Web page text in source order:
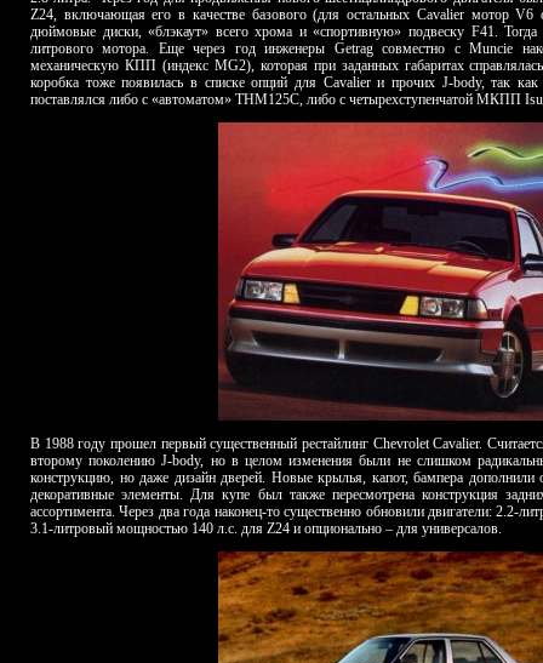
Z24, включающая его в качестве базового (для остальных Cavalier мотор V6
дюймовые диски, «блэкаут» всего хрома и «спортивную» подвеску F41. Тогда
литрового мотора. Еще через год инженеры Getrag совместно с Muncie
механическую КПП (индекс MG2), которая при заданных габаритах
коробка тоже появилась в списке опций для Cavalier и прочих J-body, так как
поставлялся либо с «автоматом» THM125C, либо с четырехступенчатой МКПП
В 1988 году прошел первый существенный рестайлинг Chevrolet Cavalier.
второму поколению J-body, но в целом изменения были не слишком
конструкцию, но даже дизайн дверей. Новые крылья, капот, бампера дополнили
декоративные элементы. Для купе был также пересмотрена конструкция
ассортимента. Через два года наконец-то существенно обновили двигатели: 2.2-
3.1-литровый мощностью 140 л.с. для Z24 и опционально – для универсалов.